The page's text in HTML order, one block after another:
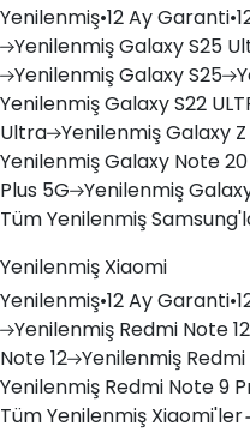
Yenilenmiş•12 Ay Garanti•
YenilenmişGalaxy S25
YenilenmişGalaxy S25
YenilenmişGalaxy S22
Ultra YenilenmişGalaxy
YenilenmişGalaxy Note
Plus 5G Yenilenmiş
Tüm Yenilenmiş
Yenilenmiş Xiaomi
Yenilenmiş•12 Ay Garanti•
Yenilenmiş Redmi Note
Note 12 Yenilenmiş Redmi
Yenilenmiş Redmi Note 9
Tüm Yenilenmiş Xiaomi'ler